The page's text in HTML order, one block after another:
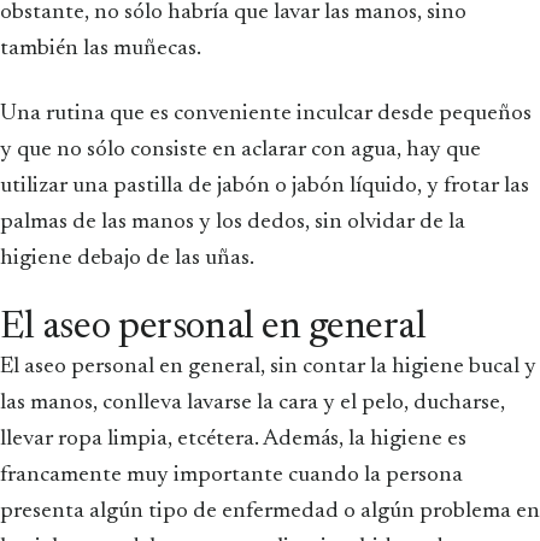
obstante, no sólo habría que lavar las manos, sino
también las muñecas.
Una rutina que es conveniente inculcar desde pequeños
y que no sólo consiste en aclarar con agua, hay que
utilizar una pastilla de jabón o jabón líquido, y frotar las
palmas de las manos y los dedos, sin olvidar de la
higiene debajo de las uñas.
El aseo personal en general
El aseo personal en general, sin contar la higiene bucal y
las manos, conlleva lavarse la cara y el pelo, ducharse,
llevar ropa limpia, etcétera. Además, la higiene es
francamente muy importante cuando la persona
presenta algún tipo de enfermedad o algún problema en